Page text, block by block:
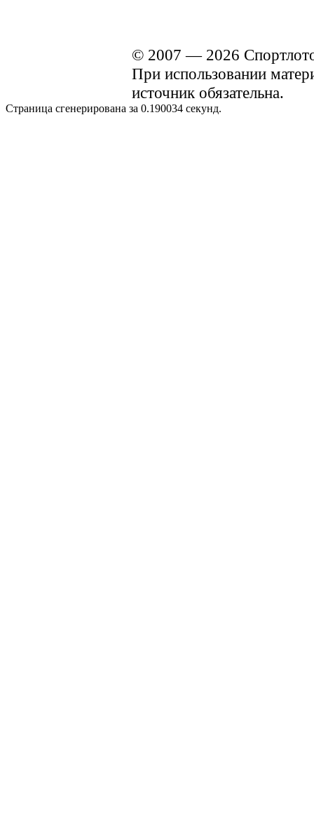
© 2007 — 2026
При использовании
источник обязательна.
Страница сгенерирована за 0.190034 секунд.